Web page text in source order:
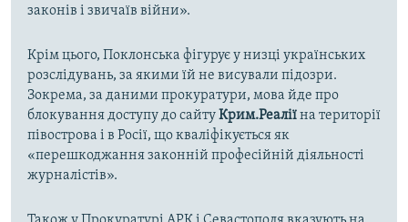
законів і звичаїв війни».
Крім цього, Поклонська фігурує у низці українських
розслідувань, за якими їй не висували підозри.
Зокрема, за даними прокуратури, мова йде про
блокування доступу до сайтуКрим.Реаліїна території
півострова і в Росії, що кваліфікується як
«перешкоджання законній професійній діяльності
журналістів».